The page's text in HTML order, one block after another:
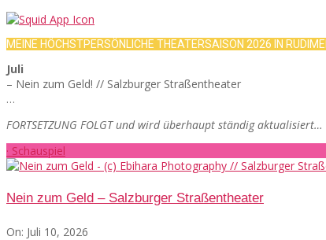
MEINE HÖCHSTPERSÖNLICHE THEATERSAISON 2026 IN
Juli
– Nein zum Geld! // Salzburger Straßentheater
…
FORTSETZUNG FOLGT und wird überhaupt ständig aktualisiert…
· Schauspiel
Nein zum Geld – Salzburger Straßentheater
On: Juli 10, 2026